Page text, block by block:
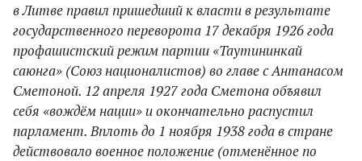
в Литве правил пришедший к власти в результате
государственного переворота 17 декабря 1926 года
профашистский режим партии «Таутининкай
саюнга» (Союз националистов) во главе с Антанасом
Сметоной. 12 апреля 1927 года Сметона объявил
себя «вождём нации» и окончательно распустил
парламент. Вплоть до 1 ноября 1938 года в стране
действовало военное положение (отменённое по